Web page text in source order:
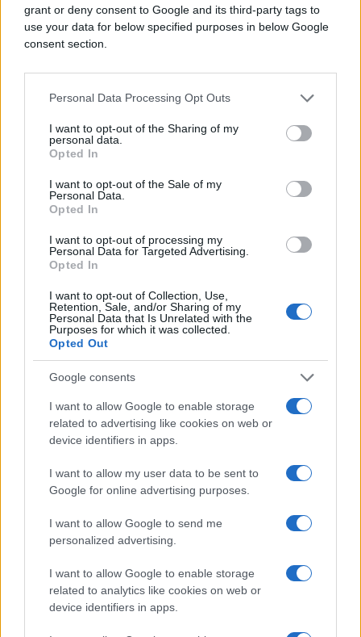
grant or deny consent to Google and its third-party tags to
use your data for below specified purposes in below Google
consent section.
Personal Data Processing Opt Outs
I want to opt-out of the Sharing of my
personal data.
Opted In
I want to opt-out of the Sale of my
Personal Data.
Opted In
I want to opt-out of processing my
Personal Data for Targeted Advertising.
Opted In
I want to opt-out of Collection, Use,
Retention, Sale, and/or Sharing of my
Personal Data that Is Unrelated with the
Purposes for which it was collected.
Opted Out
Google consents
I want to allow Google to enable storage
related to advertising like cookies on web or
device identifiers in apps.
I want to allow my user data to be sent to
Google for online advertising purposes.
I want to allow Google to send me
personalized advertising.
I want to allow Google to enable storage
related to analytics like cookies on web or
device identifiers in apps.